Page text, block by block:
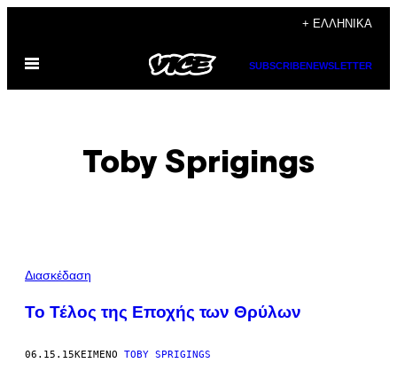
περιεχόμενο
+ ΕΛΛΗΝΙΚΆ
Ανοίξτε
μενού
SUBSCRIBENEWSLETTER
Toby Sprigings
POSTS
BY
THIS
Διασκέδαση
To Τέλος της Εποχής των Θρύλων
06.15.15ΚΕΊΜΕΝΟ TOBY SPRIGINGS